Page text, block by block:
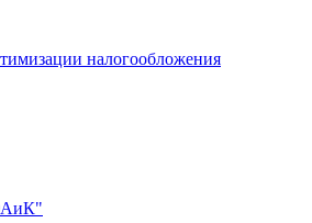
налогообложения